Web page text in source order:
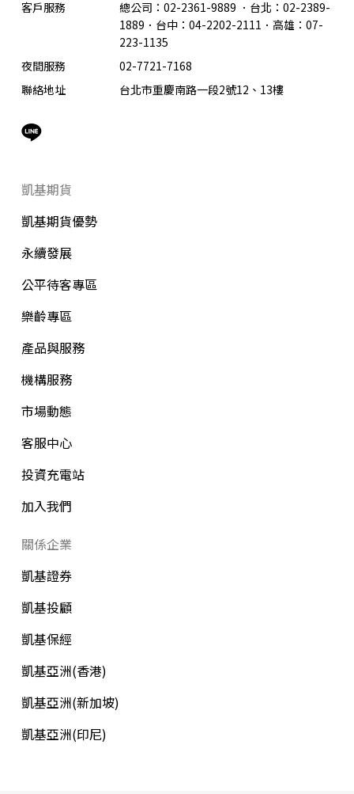
客戶服務 總公司：02-2361-9889 ． 台北：02-2389-
1889．台中：04-2202-2111．高雄：07-
223-1135
夜間服務
02-7721-7168
聯絡地址
台北市重慶南路一段2號12、13樓
凱基期貨
凱基期貨優勢
永續發展
公平待客專區
樂齡專區
產品與服務
機構服務
市場動態
客服中心
投資充電站
加入我們
關係企業
凱基證券
凱基投顧
凱基保經
凱基亞洲(香港)
凱基亞洲(新加坡)
凱基亞洲(印尼)